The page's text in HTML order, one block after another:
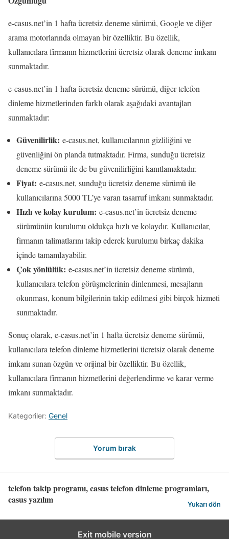
e-casus.net’in 1 hafta ücretsiz deneme sürümü, Google ve diğer
arama motorlarında olmayan bir özelliktir. Bu özellik,
kullanıcılara firmanın hizmetlerini ücretsiz olarak deneme imkanı
sunmaktadır.
e-casus.net’in 1 hafta ücretsiz deneme sürümü, diğer telefon
dinleme hizmetlerinden farklı olarak aşağıdaki avantajları
sunmaktadır:
Güvenilirlik: e-casus.net, kullanıcılarının gizliliğini ve
güvenliğini ön planda tutmaktadır. Firma, sunduğu ücretsiz
deneme sürümü ile de bu güvenilirliğini kanıtlamaktadır.
Fiyat: e-casus.net, sunduğu ücretsiz deneme sürümü ile
kullanıcılarına 5000 TL’ye varan tasarruf imkanı sunmaktadır.
Hızlı ve kolay kurulum: e-casus.net’in ücretsiz deneme
sürümünün kurulumu oldukça hızlı ve kolaydır. Kullanıcılar,
firmanın talimatlarını takip ederek kurulumu birkaç dakika
içinde tamamlayabilir.
Çok yönlülük: e-casus.net’in ücretsiz deneme sürümü,
kullanıcılara telefon görüşmelerinin dinlenmesi, mesajların
okunması, konum bilgilerinin takip edilmesi gibi birçok hizmeti
sunmaktadır.
Sonuç olarak, e-casus.net’in 1 hafta ücretsiz deneme sürümü,
kullanıcılara telefon dinleme hizmetlerini ücretsiz olarak deneme
imkanı sunan özgün ve orijinal bir özelliktir. Bu özellik,
kullanıcılara firmanın hizmetlerini değerlendirme ve karar verme
imkanı sunmaktadır.
Kategoriler: Genel
Yorum bırak
telefon takip programı, casus telefon dinleme programları,
casus yazılım
Yukarı dön
Exit mobile version